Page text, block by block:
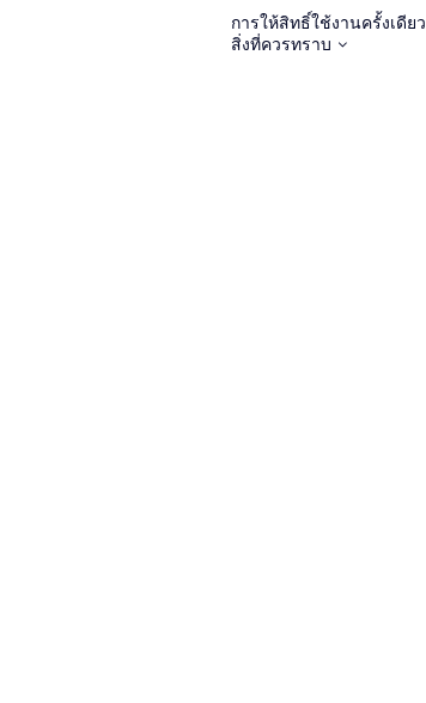
การให้สิทธิ์ใช้งานครั้งเดียว
สิ่งที่ควรทราบ